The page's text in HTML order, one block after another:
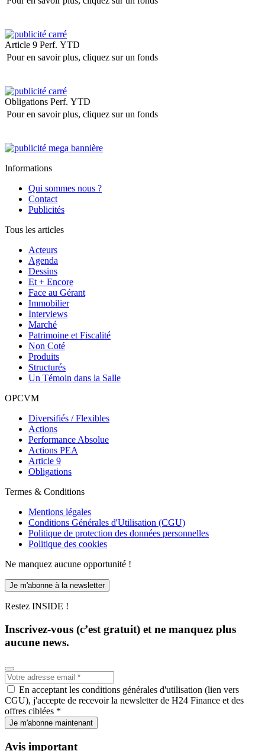
Article 9 Perf. YTD
Pour en savoir plus, cliquez sur un fonds
Obligations Perf. YTD
Pour en savoir plus, cliquez sur un fonds
Informations
Qui sommes nous ?
Contact
Publicités
Tous les articles
Acteurs
Agenda
Dessins
Et + Encore
Face au Gérant
Immobilier
Interviews
Marché
Patrimoine et Fiscalité
Non Coté
Produits
Structurés
Un Témoin dans la Salle
OPCVM
Diversifiés / Flexibles
Actions
Performance Absolue
Actions PEA
Article 9
Obligations
Termes & Conditions
Mentions légales
Conditions Générales d'Utilisation (CGU)
Politique de protection des données personnelles
Politique des cookies
Ne manquez aucune opportunité !
Je m'abonne à la newsletter
Restez INSIDE !
Inscrivez-vous (c’est gratuit) et ne manquez plus
aucune news.
En acceptant les conditions générales d'utilisation (lien vers
CGU), j'accepte de recevoir la newsletter de H24 Finance et des
offres ciblées *
Je m'abonne maintenant
Avis important